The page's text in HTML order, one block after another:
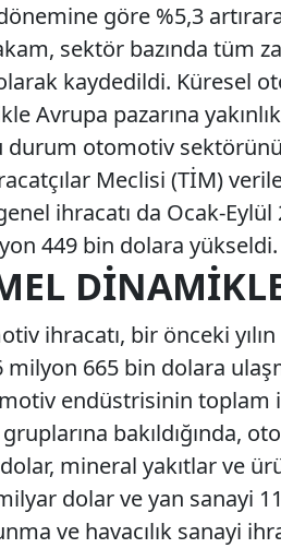
dönemine göre %5,3
sektör bazında tüm
kaydedildi. Küresel
Avrupa pazarına
otomotiv
Meclisi (TİM)
ihracatı da Ocak-
449 bin dolara yükseldi.
ihracatı, bir önceki
665 bin dolara
endüstrisinin toplam
bakıldığında,
mineral yakıtlar ve
dolar ve yan sanayi
ve havacılık sanayi